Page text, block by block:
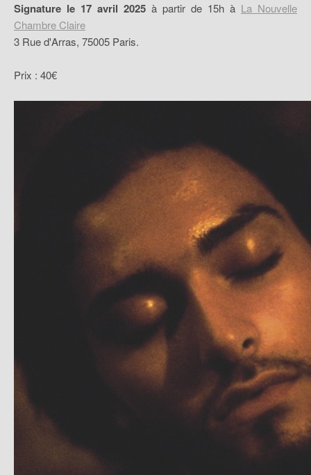
Signature le 17 avril 2025 à partir de 15h à La Nouvelle
Chambre Claire
3 Rue d'Arras, 75005 Paris.
Prix : 40€